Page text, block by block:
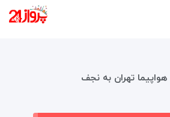
تهران به نجف